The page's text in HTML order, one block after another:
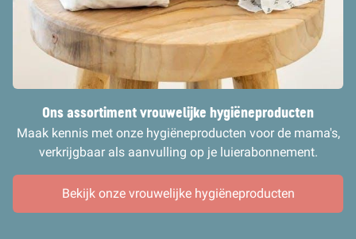
Ons assortiment vrouwelijke hygiëneproducten
Maak kennis met onze hygiëneproducten voor de mama's,
verkrijgbaar als aanvulling op je luierabonnement.
Bekijk onze vrouwelijke hygiëneproducten